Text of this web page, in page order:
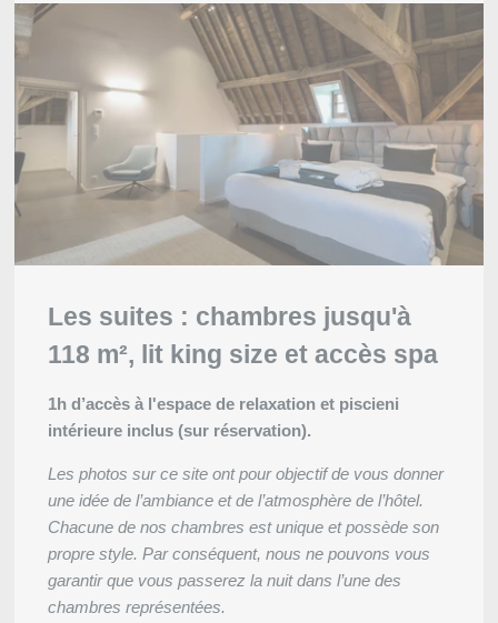
Les suites : chambres jusqu'à
118 m², lit king size et accès spa
1h d’accès à l'espace de relaxation et piscieni
intérieure inclus (sur réservation).
Les photos sur ce site ont pour objectif de vous donner
une idée de l’ambiance et de l’atmosphère de l’hôtel.
Chacune de nos chambres est unique et possède son
propre style. Par conséquent, nous ne pouvons vous
garantir que vous passerez la nuit dans l’une des
chambres représentées.
Les informations recueillies sur ce
traitement destiné exclusivement au
conservation des données est de
rectification, de portabilité,
concernant et disposez du droit de
nous contactant directement. Vous
réclamation auprès d'une autorité de
vigueur.